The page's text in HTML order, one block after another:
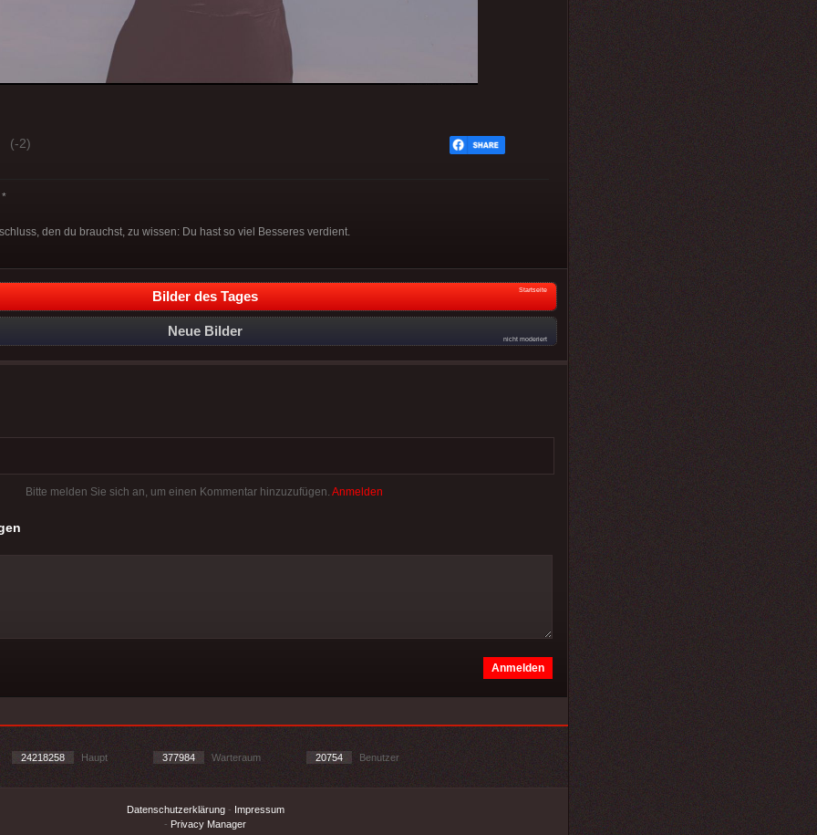
(-2)
den du brauchst, zu wissen: Du hast so viel Besseres verdient.
Bilder des Tages Startseite
Neue Bilder
nicht moderiert
Bitte melden Sie sich an, um einen Kommentar hinzuzufügen. Anmelden
24218258 Haupt 377984 Warteraum 20754 Benutzer
Datenschutzerklärung- Impressum
- Privacy Manager